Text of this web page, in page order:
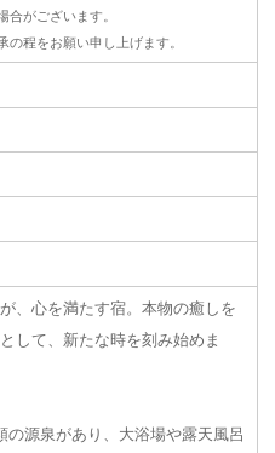
合がございます。
の程をお願い申し上げます。
、心を満たす宿。本物の癒しを
して、新たな時を刻み始めま
の源泉があり、大浴場や露天風呂